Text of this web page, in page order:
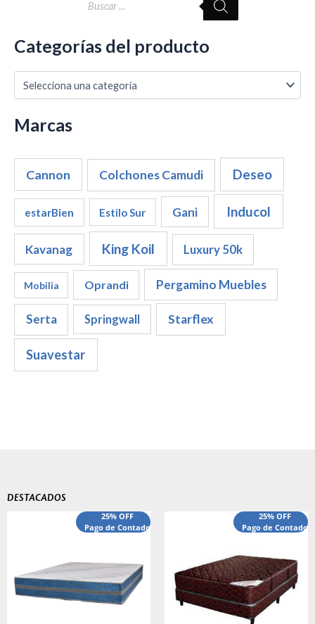
u
e
d
a
t
o
Categorías del producto
Marcas
Cannon Colchones Camudi Deseo
estarBien Estilo Sur Gani Inducol
Kavanag King Koil Luxury 50k
Mobilia Oprandi Pergamino Muebles
Serta Springwall Starflex
Suavestar
DESTACADOS
25% OFF
Pago de Contado
precio
$540,000.00.
El
precio
$440,000.00.
25% OFF
Pago de Contado